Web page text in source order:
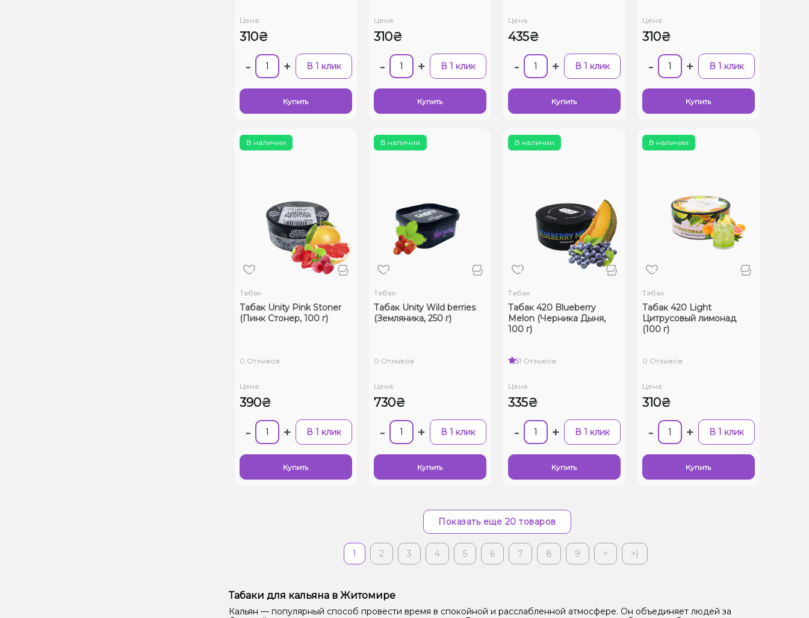
Цена:
310₴
- + В 1 клик
Купить
Цена:
310₴
- + В 1 клик
Купить
Цена:
435₴
- + В 1 клик
Купить
Цена:
310₴
- + В 1 клик
Купить
В наличии
Табак
Табак Unity Pink Stoner
(Пинк Стонер, 100 г)
0 Отзывов
Цена:
390₴
- + В 1 клик
Купить
В наличии
Табак
Табак Unity Wild berries
(Земляника, 250 г)
0 Отзывов
Цена:
730₴
- + В 1 клик
Купить
В наличии
Табак
Табак 420 Blueberry
Melon (Черника Дыня,
100 г)
51 Отзывов
Цена:
335₴
- + В 1 клик
Купить
В наличии
Табак
Табак 420 Light
Цитрусовый лимонад
(100 г)
0 Отзывов
Цена:
310₴
- + В 1 клик
Купить
Показать еще 20 товаров
1 2 3 4 5 6 7 8 9 > >|
Табаки для кальяна в Житомире
Кальян — популярный способ провести время в спокойной и расслабленной атмосфере. Он объединяет людей за